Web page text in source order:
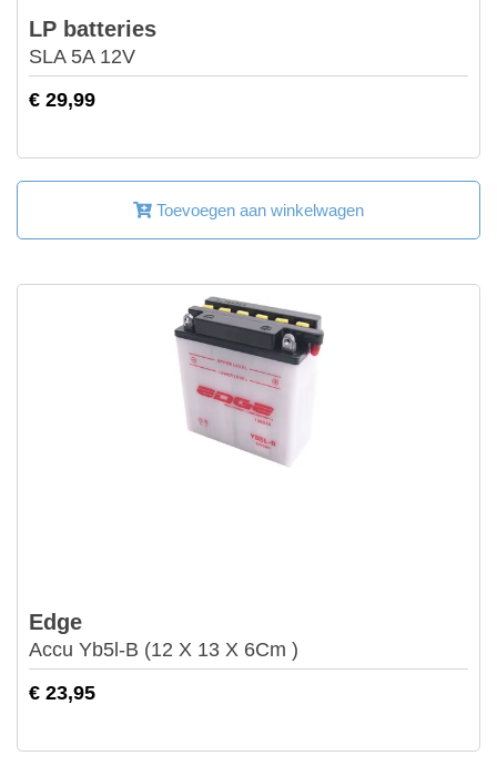
LP batteries
SLA 5A 12V
€ 29,99
Toevoegen aan winkelwagen
Edge
Accu Yb5l-B (12 X 13 X 6Cm )
€ 23,95